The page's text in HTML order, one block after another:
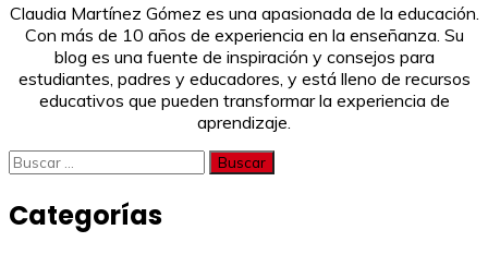
Claudia Martínez Gómez es una apasionada de la educación.
Con más de 10 años de experiencia en la enseñanza. Su
blog es una fuente de inspiración y consejos para
estudiantes, padres y educadores, y está lleno de recursos
educativos que pueden transformar la experiencia de
aprendizaje.
Buscar:
Categorías